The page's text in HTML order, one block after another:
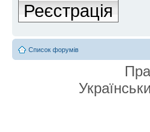
Реєстрація
Список форумів